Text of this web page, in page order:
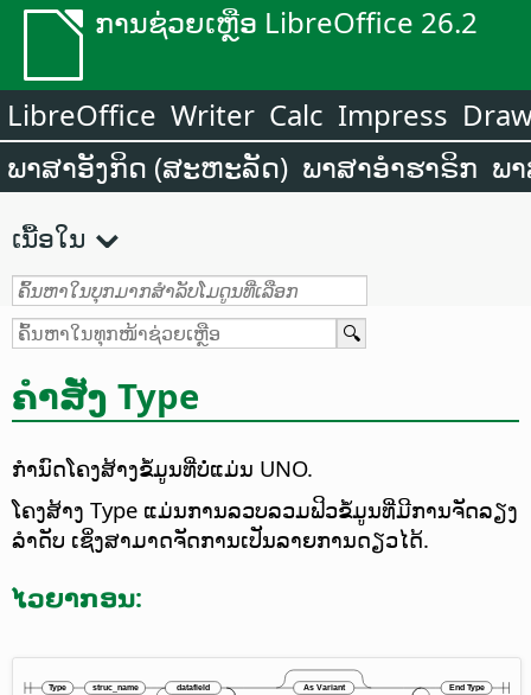
ການຊ່ວຍເຫຼືອ LibreOffice 26.2
LibreOffice Writer Calc Impress
ພາສາອັງກິດ (ສະຫະລັດ) ພາສາອຳຮາຣິກ ພ
ເນື້ອໃນ
ຄຳສັ່ງ Type
ກຳນົດໂຄງສ້າງຂໍ້ມູນທີ່ບໍ່ແມ່ນ UNO.
ໂຄງສ້າງ Type ແມ່ນການລວບລວມຟິວຂໍ້ມູນທີ່ມີການຈັດລຽງ
ລຳດັບ ເຊິ່ງສາມາດຈັດການເປັນລາຍການດຽວໄດ້.
ໄວຍາກອນ: